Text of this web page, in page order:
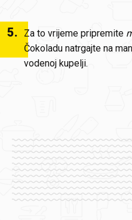
5. Za to vrijeme pripremite
Čokoladu natrgajte na
vodenoj kupelji.